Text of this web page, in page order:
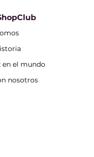
en el mundo
nosotros